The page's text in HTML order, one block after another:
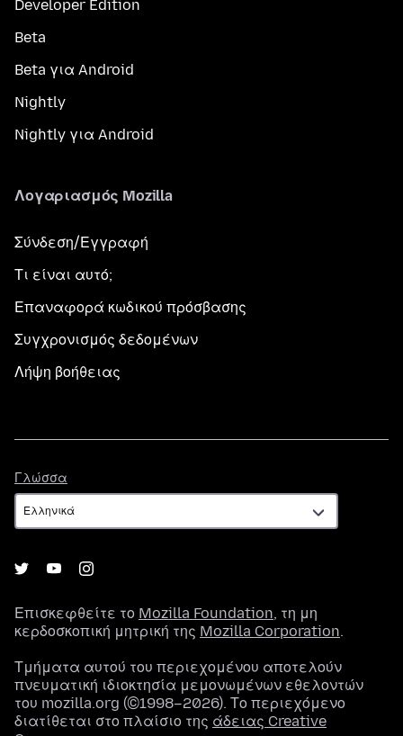
Developer Edition
Beta
Beta για Android
Nightly
Nightly για Android
Λογαριασμός Mozilla
Σύνδεση/Εγγραφή
Τι είναι αυτό;
Επαναφορά κωδικού πρόσβασης
Συγχρονισμός δεδομένων
Λήψη βοήθειας
Γλώσσα
Επισκεφθείτε το Mozilla Foundation, τη μη
κερδοσκοπική μητρική της Mozilla Corporation.
Τμήματα αυτού του περιεχομένου αποτελούν
πνευματική ιδιοκτησία μεμονωμένων εθελοντών
του mozilla.org (©1998–2026). Το περιεχόμενο
διατίθεται στο πλαίσιο της άδειας Creative